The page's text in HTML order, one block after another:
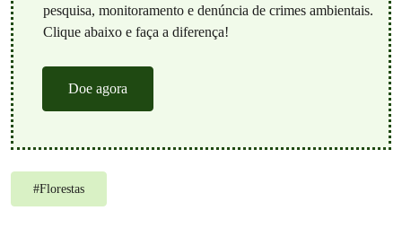
pesquisa, monitoramento e denúncia de crimes ambientais.
Clique abaixo e faça a diferença!
Doe agora
#Florestas